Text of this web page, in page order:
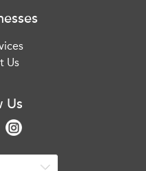
Us
Us